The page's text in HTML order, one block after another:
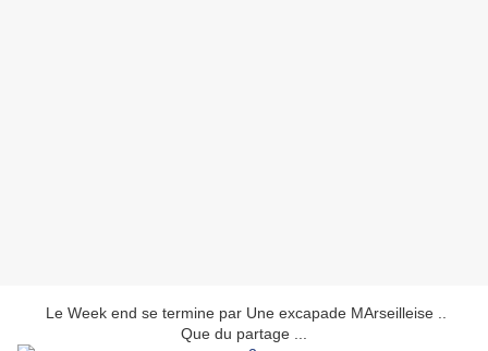
Le Week end se termine par Une excapade MArseilleise ..
Que du partage ...